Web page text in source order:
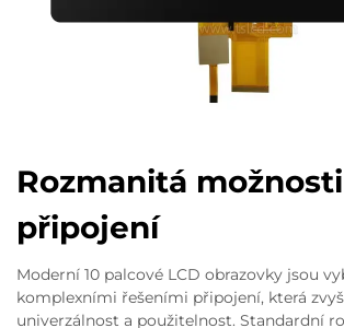
Rozmanitá možnosti
připojení
Moderní 10 palcové LCD obrazovky jsou
komplexními řešeními připojení, která
univerzálnost a použitelnost. Standardní